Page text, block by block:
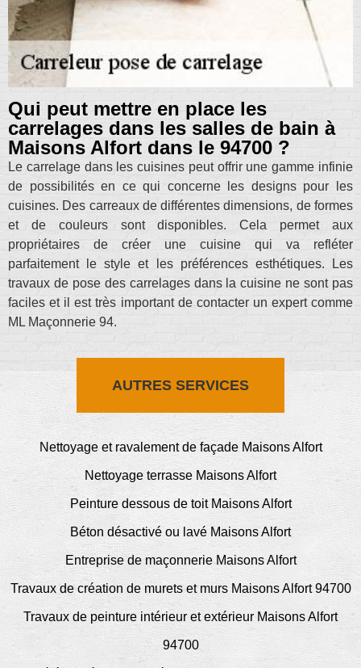
Qui peut mettre en place les
carrelages dans les salles de bain à
Maisons Alfort dans le 94700 ?
Le carrelage dans les cuisines peut offrir une gamme infinie
de possibilités en ce qui concerne les designs pour les
cuisines. Des carreaux de différentes dimensions, de formes
et de couleurs sont disponibles. Cela permet aux
propriétaires de créer une cuisine qui va refléter
parfaitement le style et les préférences esthétiques. Les
travaux de pose des carrelages dans la cuisine ne sont pas
faciles et il est très important de contacter un expert comme
ML Maçonnerie 94.
AUTRES SERVICES
Nettoyage et ravalement de façade Maisons Alfort
Nettoyage terrasse Maisons Alfort
Peinture dessous de toit Maisons Alfort
Béton désactivé ou lavé Maisons Alfort
Entreprise de maçonnerie Maisons Alfort
Travaux de création de murets et murs Maisons Alfort 94700
Travaux de peinture intérieur et extérieur Maisons Alfort
94700